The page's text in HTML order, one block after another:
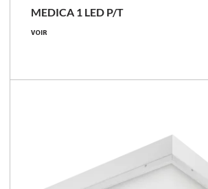
MEDICA 1 LED P/T
VOIR
39 - 58 [W]
91 - 100 [lm/W]
Comparer les familles